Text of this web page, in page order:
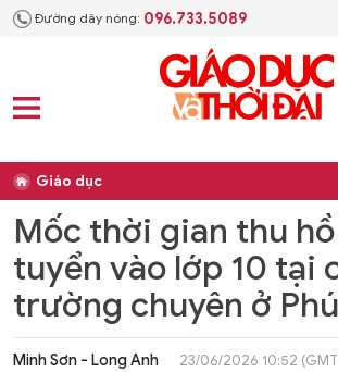
Đường dây nóng: 096.733.5089
Giáo dục
Mốc thời gian thu
tuyển vào lớp 10 tại
trường chuyên ở
Minh Sơn - Long Anh 23/06/2026 10:52